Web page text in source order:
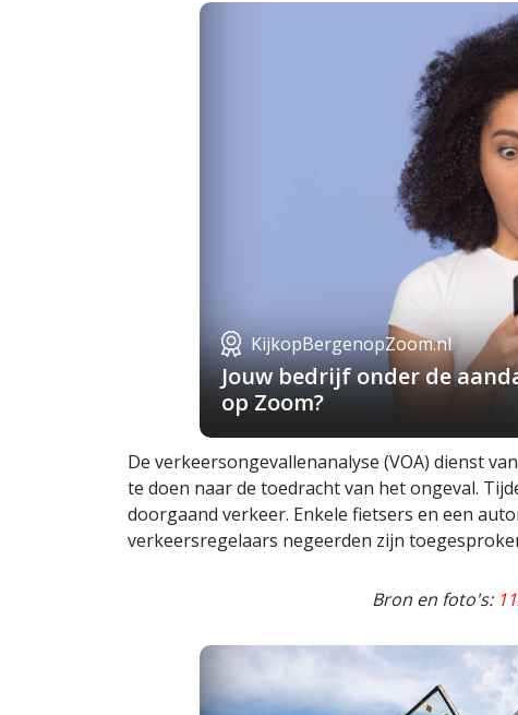
KijkopBergenopZoom.nl
Jouw bedrijf onder de
op Zoom?
De verkeersongevallenanalyse (VOA) dienst
te doen naar de toedracht van het ongeval.
doorgaand verkeer. Enkele fietsers en een
verkeersregelaars negeerden zijn
Bron en foto's: